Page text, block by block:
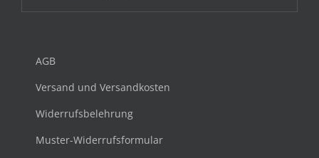
AGB
Versand und Versandkosten
Widerrufsbelehrung
Muster-Widerrufsformular